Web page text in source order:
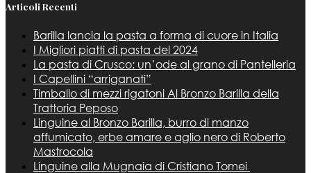
Articoli Recenti
Barilla lancia la pasta a forma di cuore in Italia
I Migliori piatti di pasta del 2024
La pasta di Crusco: un’ode al grano di Pantelleria
I Capellini “arriganati”
Timballo di mezzi rigatoni Al Bronzo Barilla della
Trattoria Peposo
Linguine al Bronzo Barilla, burro di manzo
affumicato, erbe amare e aglio nero di Roberto
Mastrocola
Linguine alla Mugnaia di Cristiano Tomei